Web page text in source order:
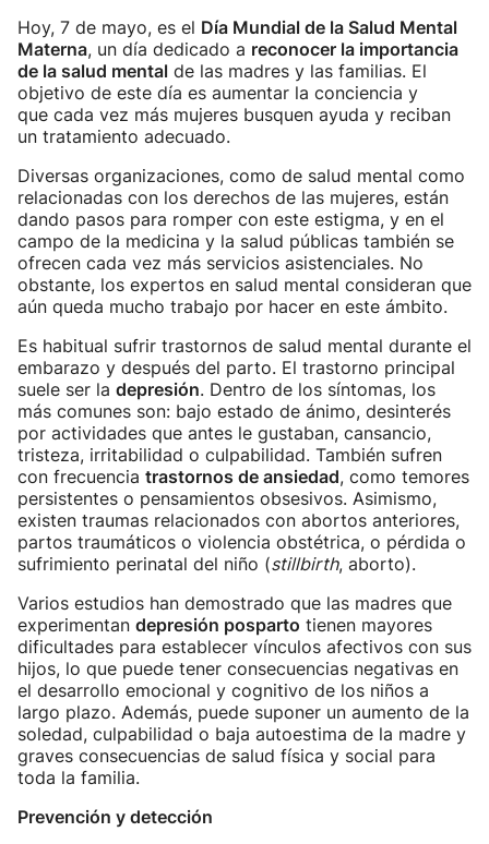
Hoy, 7 de mayo, es el Día Mundial de la Salud Mental
Materna, un día dedicado a reconocer la importancia
de la salud mental de las madres y las familias. El
objetivo de este día es aumentar la conciencia y
que cada vez más mujeres busquen ayuda y reciban
un tratamiento adecuado.
Diversas organizaciones, como de salud mental como
relacionadas con los derechos de las mujeres, están
dando pasos para romper con este estigma, y en el
campo de la medicina y la salud públicas también se
ofrecen cada vez más servicios asistenciales. No
obstante, los expertos en salud mental consideran que
aún queda mucho trabajo por hacer en este ámbito.
Es habitual sufrir trastornos de salud mental durante el
embarazo y después del parto. El trastorno principal
suele ser la depresión. Dentro de los síntomas, los
más comunes son: bajo estado de ánimo, desinterés
por actividades que antes le gustaban, cansancio,
tristeza, irritabilidad o culpabilidad. También sufren
con frecuencia trastornos de ansiedad, como temores
persistentes o pensamientos obsesivos. Asimismo,
existen traumas relacionados con abortos anteriores,
partos traumáticos o violencia obstétrica, o pérdida o
sufrimiento perinatal del niño (stillbirth, aborto).
Varios estudios han demostrado que las madres que
experimentan depresión posparto tienen mayores
dificultades para establecer vínculos afectivos con sus
hijos, lo que puede tener consecuencias negativas en
el desarrollo emocional y cognitivo de los niños a
largo plazo. Además, puede suponer un aumento de la
soledad, culpabilidad o baja autoestima de la madre y
graves consecuencias de salud física y social para
toda la familia.
Prevención y detección